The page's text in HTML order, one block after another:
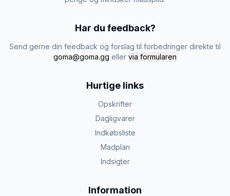
Har du feedback?
Send gerne din feedback og forslag til forbedringer direkte til
goma@goma.gg eller via formularen
Hurtige links
Opskrifter
Dagligvarer
Indkøbsliste
Madplan
Indsigter
Information